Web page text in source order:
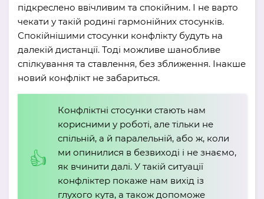
підкреслено ввічливим та спокійним. І не варто
чекати у такій родині гармонійних стосунків.
Спокійнішими стосунки конфлікту будуть на
далекій дистанції. Тоді можливе шанобливе
спілкування та ставлення, без зближення. Інакше
новий конфлікт не забариться.
Конфліктні стосунки стають нам
корисними у роботі, але тільки не
спільній, а й паралельній, або ж, коли
ми опинилися в безвиході і не знаємо,
як вчинити далі. У такій ситуації
конфліктер покаже нам вихід із
глухого кута, а також допоможе